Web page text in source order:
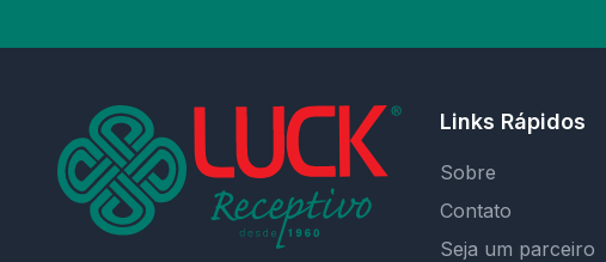
Links Rápidos
Sobre
Contato
Seja um parceiro